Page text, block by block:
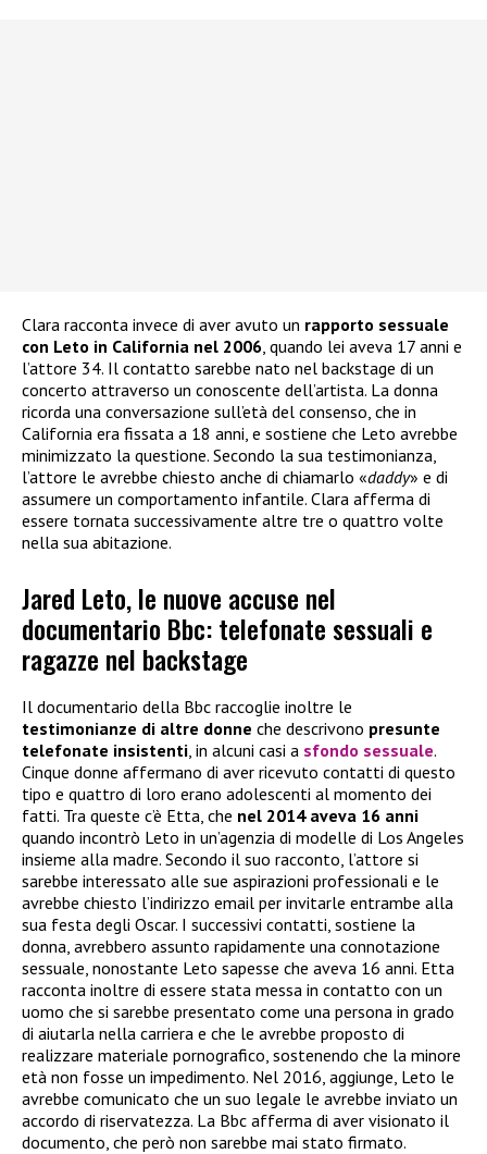
Clara racconta invece di aver avuto un rapporto sessuale
con Leto in California nel 2006, quando lei aveva 17 anni e
l’attore 34. Il contatto sarebbe nato nel backstage di un
concerto attraverso un conoscente dell’artista. La donna
ricorda una conversazione sull’età del consenso, che in
California era fissata a 18 anni, e sostiene che Leto avrebbe
minimizzato la questione. Secondo la sua testimonianza,
l’attore le avrebbe chiesto anche di chiamarlo «daddy» e di
assumere un comportamento infantile. Clara afferma di
essere tornata successivamente altre tre o quattro volte
nella sua abitazione.
Jared Leto, le nuove accuse nel
documentario Bbc: telefonate sessuali e
ragazze nel backstage
Il documentario della Bbc raccoglie inoltre le
testimonianze di altre donne che descrivono presunte
telefonate insistenti , in alcuni casi a sfondo sessuale.
Cinque donne affermano di aver ricevuto contatti di questo
tipo e quattro di loro erano adolescenti al momento dei
fatti. Tra queste c’è Etta, che nel 2014 aveva 16 anni
quando incontrò Leto in un’agenzia di modelle di Los Angeles
insieme alla madre. Secondo il suo racconto, l’attore si
sarebbe interessato alle sue aspirazioni professionali e le
avrebbe chiesto l’indirizzo email per invitarle entrambe alla
sua festa degli Oscar. I successivi contatti, sostiene la
donna, avrebbero assunto rapidamente una connotazione
sessuale, nonostante Leto sapesse che aveva 16 anni. Etta
racconta inoltre di essere stata messa in contatto con un
uomo che si sarebbe presentato come una persona in grado
di aiutarla nella carriera e che le avrebbe proposto di
realizzare materiale pornografico, sostenendo che la minore
età non fosse un impedimento. Nel 2016, aggiunge, Leto le
avrebbe comunicato che un suo legale le avrebbe inviato un
accordo di riservatezza. La Bbc afferma di aver visionato il
documento, che però non sarebbe mai stato firmato.